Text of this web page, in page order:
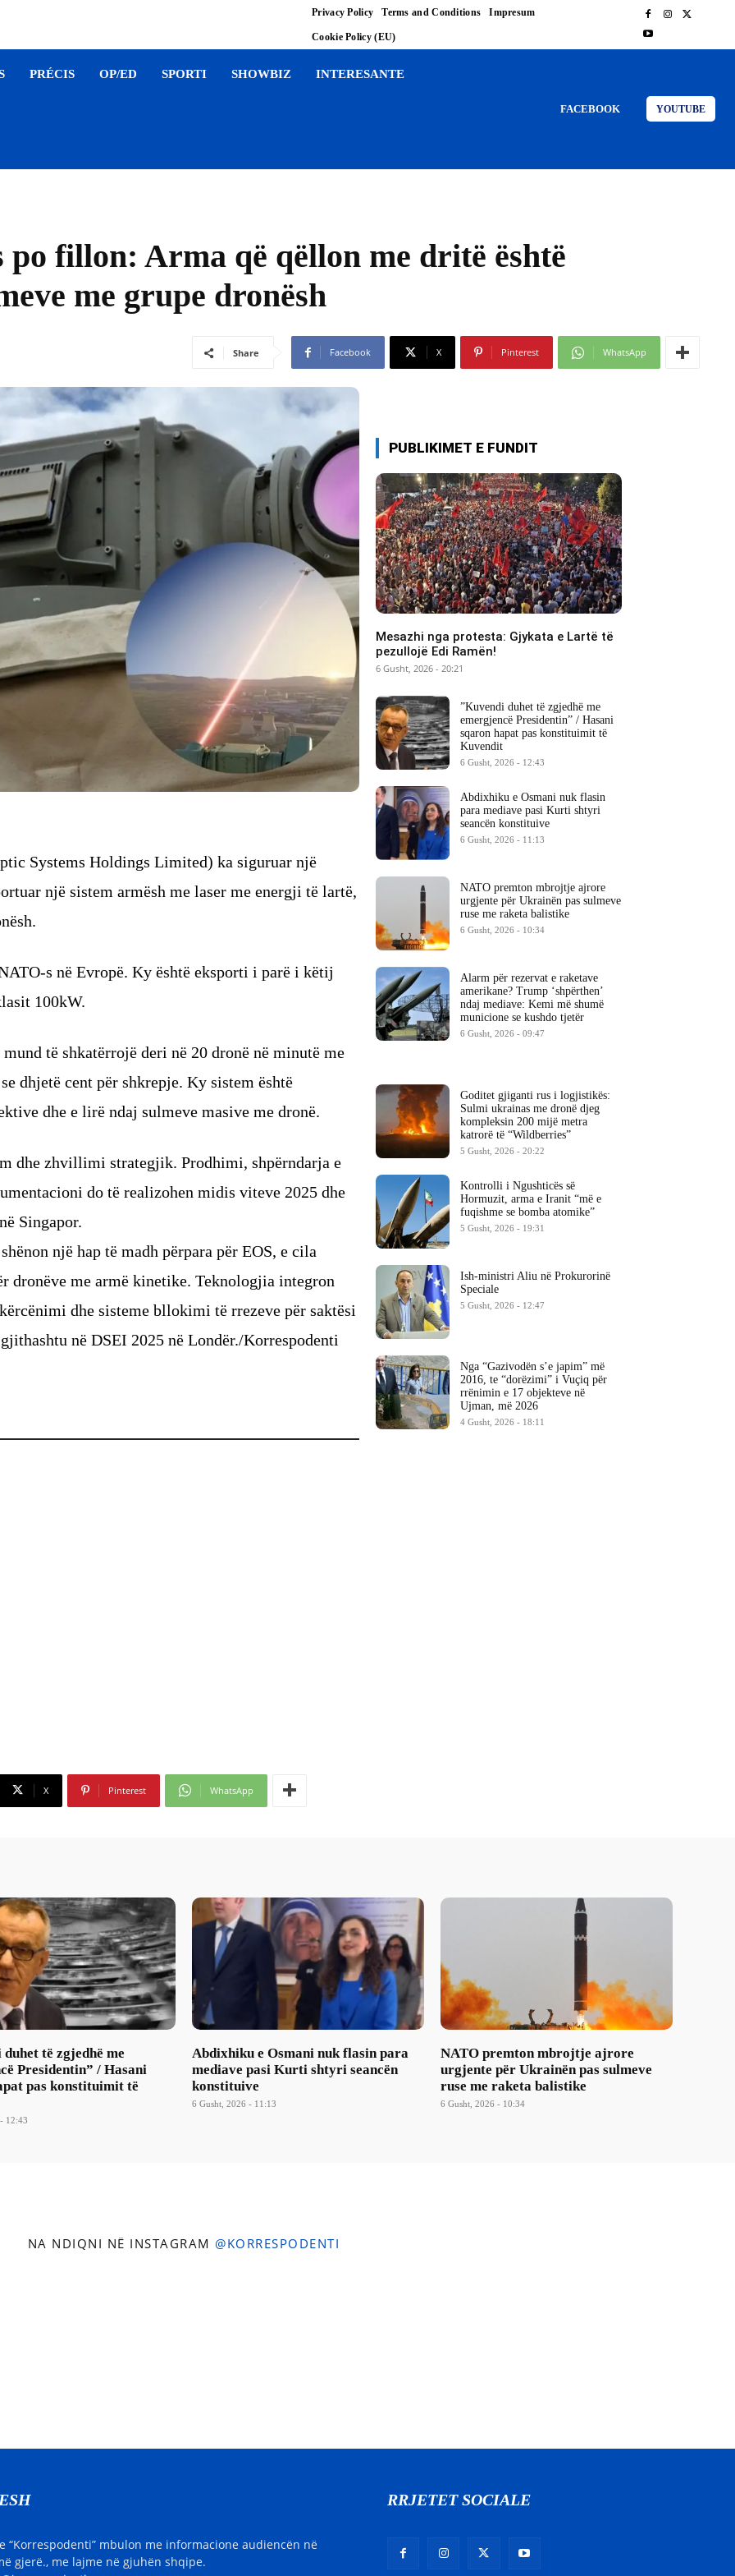
Privacy Policy Terms and Conditions Impresum
Cookie Policy (EU)
PRÉCIS OP/ED SPORTI SHOWBIZ INTERESANTE
FACEBOOK YOUTUBE
po fillon: Arma që qëllon me dritë është
me grupe dronësh
Share Facebook X Pinterest WhatsApp
Systems Holdings Limited) ka siguruar një
një sistem armësh me laser me energji të lartë,
s në Evropë. Ky është eksporti i parë i këtij
100kW.
të shkatërrojë deri në 20 dronë në minutë me
dhjetë cent për shkrepje. Ky sistem është
dhe e lirë ndaj sulmeve masive me dronë.
dhe zhvillimi strategjik. Prodhimi, shpërndarja e
do të realizohen midis viteve 2025 dhe
Singapor.
një hap të madh përpara për EOS, e cila
dronëve me armë kinetike. Teknologjia integron
dhe sisteme bllokimi të rrezeve për saktësi
në DSEI 2025 në Londër./Korrespodenti
X Pinterest WhatsApp
PUBLIKIMET E FUNDIT
Mesazhi nga protesta: Gjykata e Lartë të
pezullojë Edi Ramën!
6 Gusht, 2026 - 20:21
​”Kuvendi duhet të zgjedhë me
emergjencë Presidentin” / Hasani
sqaron hapat pas konstituimit të
Kuvendit
6 Gusht, 2026 - 12:43
Abdixhiku e Osmani nuk flasin
para mediave pasi Kurti shtyri
seancën konstituive
6 Gusht, 2026 - 11:13
NATO premton mbrojtje ajrore
urgjente për Ukrainën pas sulmeve
ruse me raketa balistike
6 Gusht, 2026 - 10:34
Alarm për rezervat e raketave
amerikane? Trump ‘shpërthen’
ndaj mediave: Kemi më shumë
municione se kushdo tjetër
6 Gusht, 2026 - 09:47
Goditet gjiganti rus i logjistikës:
Sulmi ukrainas me dronë djeg
kompleksin 200 mijë metra
katrorë të “Wildberries”
5 Gusht, 2026 - 20:22
Kontrolli i Ngushticës së
Hormuzit, arma e Iranit “më e
fuqishme se bomba atomike”
5 Gusht, 2026 - 19:31
Ish-ministri ​Aliu në Prokurorinë
Speciale
5 Gusht, 2026 - 12:47
Nga “Gazivodën s’e japim” më
2016, te “dorëzimi” i Vuçiq për
rrënimin e 17 objekteve në
Ujman, më 2026
4 Gusht, 2026 - 18:11
të zgjedhë me
Presidentin” / Hasani
pas konstituimit të
12:43
Abdixhiku e Osmani nuk flasin para
mediave pasi Kurti shtyri seancën
konstituive
6 Gusht, 2026 - 11:13
NATO premton mbrojtje ajrore
urgjente për Ukrainën pas sulmeve
ruse me raketa balistike
6 Gusht, 2026 - 10:34
NA NDIQNI NË INSTAGRAM @KORRESPODENTI
“Korrespodenti” mbulon me informacione audiencën në
gjerë., me lajme në gjuhën shqipe.
RRJETET SOCIALE